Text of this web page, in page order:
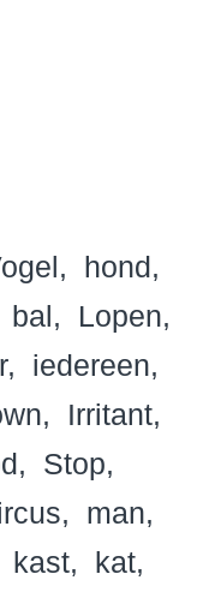
hond
bal
Lopen
iedereen
Irritant
Stop
man
kast
kat